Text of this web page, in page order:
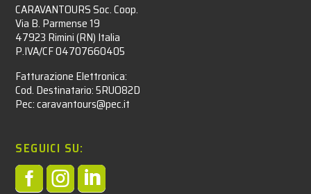
CARAVANTOURS Soc. Coop.
Via B. Parmense 19
47923 Rimini (RN) Italia
P.IVA/CF 04707660405
Fatturazione Elettronica:
Cod. Destinatario: 5RUO82D
Pec: caravantours@pec.it
SEGUICI SU:
